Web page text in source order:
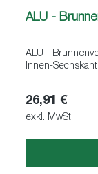
ALU -
ALU -
Innen-Sechskant
26,91 €
exkl. MwSt.